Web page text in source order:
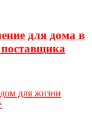
для дома в